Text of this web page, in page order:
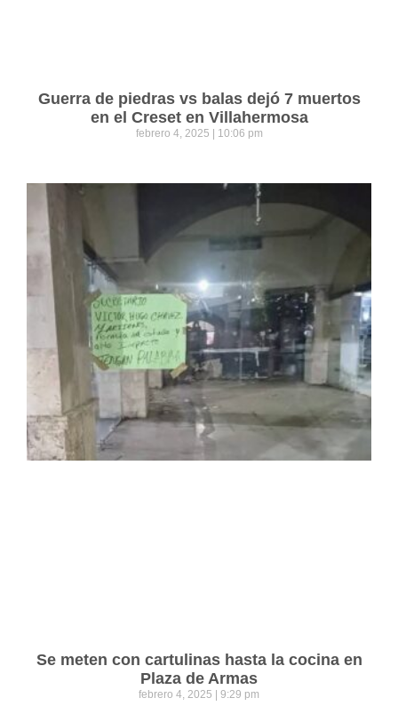
Guerra de piedras vs balas dejó 7 muertos
en el Creset en Villahermosa
febrero 4, 2025 10:06 pm
Se meten con cartulinas hasta la cocina en
Plaza de Armas
febrero 4, 2025 9:29 pm